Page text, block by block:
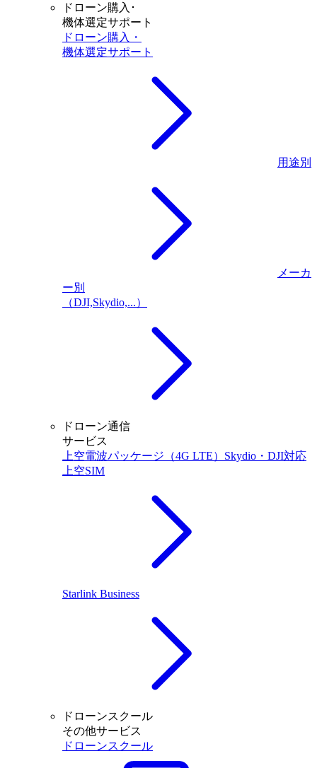
ドローン購入･
機体選定サポート
ドローン購入・
機体選定サポート
用途別
メーカ
ー別
（DJI,Skydio,...）
ドローン通信
サービス
上空電波パッケージ（4G LTE）Skydio・DJI対応
上空SIM
Starlink Business
ドローンスクール
その他サービス
ドローンスクール